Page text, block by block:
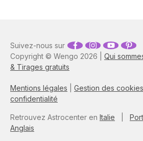
Copyright © Wengo 2026 | Qui
& Tirages gratuits
Mentions légales Gestion des cookies
confidentialité
Suivez-nous sur
Retrouvez Astrocenter en Italie
Anglais